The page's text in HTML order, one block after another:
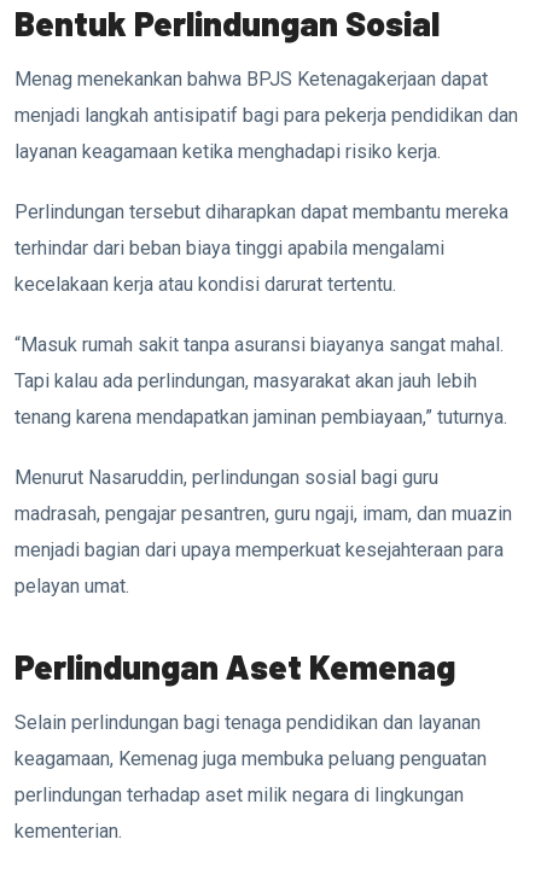
Bentuk Perlindungan Sosial
Menag menekankan bahwa BPJS Ketenagakerjaan dapat
menjadi langkah antisipatif bagi para pekerja pendidikan dan
layanan keagamaan ketika menghadapi risiko kerja.
Perlindungan tersebut diharapkan dapat membantu mereka
terhindar dari beban biaya tinggi apabila mengalami
kecelakaan kerja atau kondisi darurat tertentu.
“Masuk rumah sakit tanpa asuransi biayanya sangat mahal.
Tapi kalau ada perlindungan, masyarakat akan jauh lebih
tenang karena mendapatkan jaminan pembiayaan,” tuturnya.
Menurut Nasaruddin, perlindungan sosial bagi guru
madrasah, pengajar pesantren, guru ngaji, imam, dan muazin
menjadi bagian dari upaya memperkuat kesejahteraan para
pelayan umat.
Perlindungan Aset Kemenag
Selain perlindungan bagi tenaga pendidikan dan layanan
keagamaan, Kemenag juga membuka peluang penguatan
perlindungan terhadap aset milik negara di lingkungan
kementerian.